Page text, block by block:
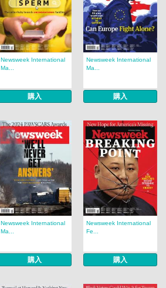
Newsweek International
Ma...
購入
Newsweek International
Ma...
購入
Newsweek International
Ma...
購入
Newsweek International
Fe...
購入